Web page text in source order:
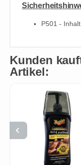
P501 -
Kunden
Artikel: